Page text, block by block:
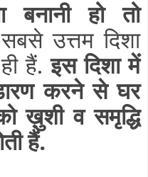
बनानी हो तो
उत्तम दिशा
ही हैं.इस दिशा में
करने से घर
ख़ुशी व समृद्धि
हैं.